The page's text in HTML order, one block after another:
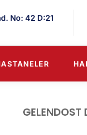
No: 42 D:21
GELENDOST